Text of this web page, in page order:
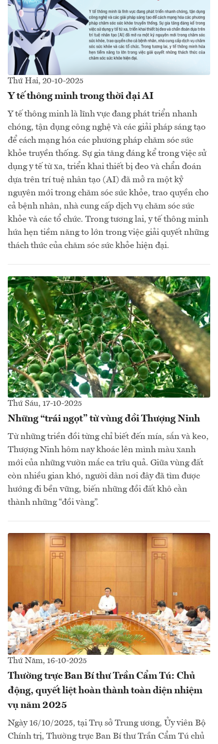
Thứ Hai, 20-10-2025
Y tế thông minh trong thời đại AI
Y tế thông minh là lĩnh vực đang phát triển nhanh
chóng, tận dụng công nghệ và các giải pháp sáng tạo
để cách mạng hóa các phương pháp chăm sóc sức
khỏe truyền thống. Sự gia tăng đáng kể trong việc sử
dụng y tế từ xa, triển khai thiết bị đeo và chẩn đoán
dựa trên trí tuệ nhân tạo (AI) đã mở ra một kỷ
nguyên mới trong chăm sóc sức khỏe, trao quyền cho
cả bệnh nhân, nhà cung cấp dịch vụ chăm sóc sức
khỏe và các tổ chức. Trong tương lai, y tế thông minh
hứa hẹn tiềm năng to lớn trong việc giải quyết những
thách thức của chăm sóc sức khỏe hiện đại.
Thứ Sáu, 17-10-2025
Những “trái ngọt” từ vùng đồi Thượng Ninh
Từ những triền đồi từng chỉ biết đến mía, sắn và keo,
Thượng Ninh hôm nay khoác lên mình màu xanh
mới của những vườn mắc ca trĩu quả. Giữa vùng đất
còn nhiều gian khó, người dân nơi đây đã tìm được
hướng đi bền vững, biến những đồi đất khô cằn
thành những “đồi vàng”.
Thứ Năm, 16-10-2025
Thường trực Ban Bí thư Trần Cẩm Tú: Chủ
động, quyết liệt hoàn thành toàn diện nhiệm
vụ năm 2025
Ngày 16/10/2025, tại Trụ sở Trung ương, Ủy viên Bộ
Chính trị, Thường trực Ban Bí thư Trần Cẩm Tú chủ